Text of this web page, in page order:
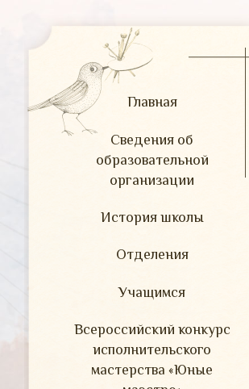
Главная
Сведения об
образовательной
организации
История школы
Отделения
Учащимся
Всероссийский конкурс
исполнительского
мастерства «Юные